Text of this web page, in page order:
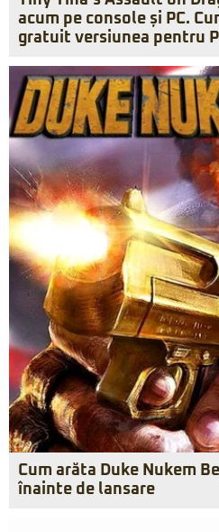
acum pe console și PC.
gratuit versiunea pentru
Cum arăta Duke Nukem
înainte de lansare